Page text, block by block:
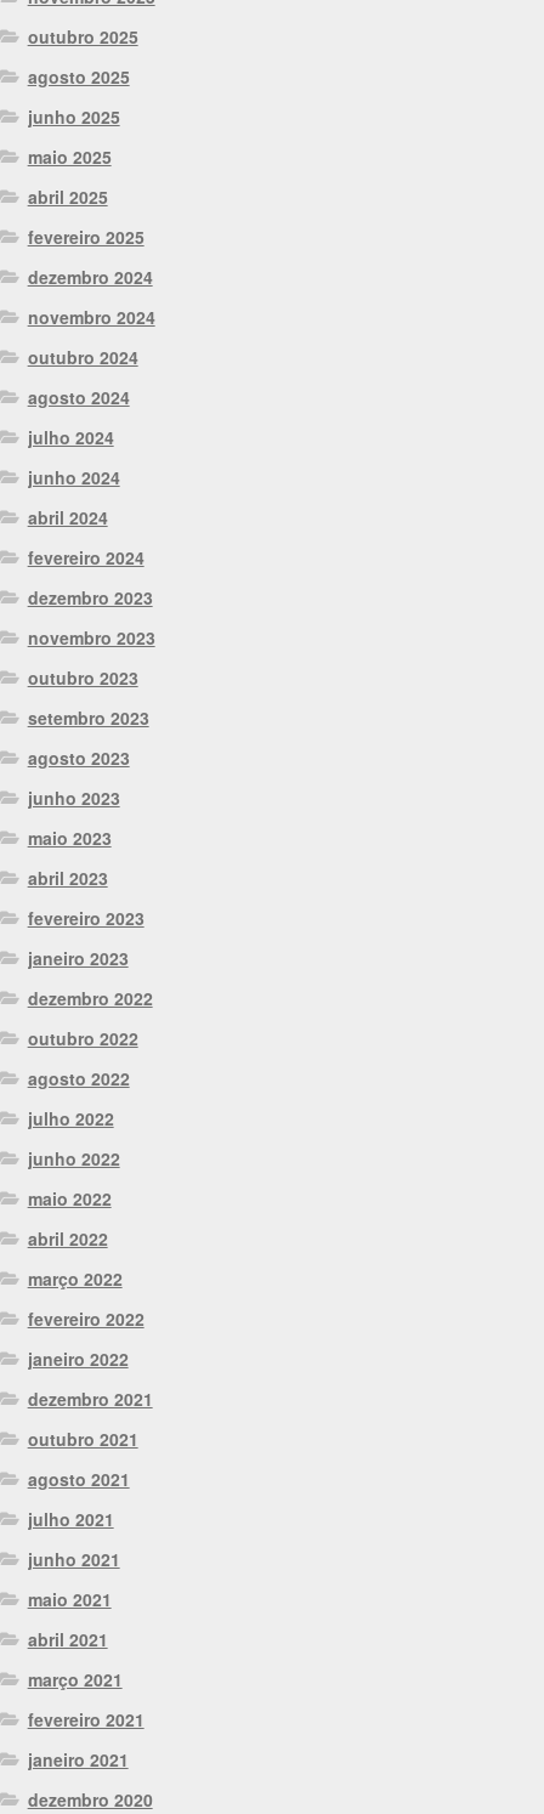
outubro 2025
agosto 2025
junho 2025
maio 2025
abril 2025
fevereiro 2025
dezembro 2024
novembro 2024
outubro 2024
agosto 2024
julho 2024
junho 2024
abril 2024
fevereiro 2024
dezembro 2023
novembro 2023
outubro 2023
setembro 2023
agosto 2023
junho 2023
maio 2023
abril 2023
fevereiro 2023
janeiro 2023
dezembro 2022
outubro 2022
agosto 2022
julho 2022
junho 2022
maio 2022
abril 2022
março 2022
fevereiro 2022
janeiro 2022
dezembro 2021
outubro 2021
agosto 2021
julho 2021
junho 2021
maio 2021
abril 2021
março 2021
fevereiro 2021
janeiro 2021
dezembro 2020